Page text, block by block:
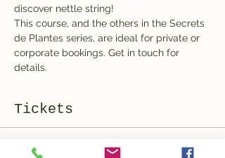
discover nettle string!
This course, and the others in the Secrets
de Plantes series, are ideal for private or
corporate bookings. Get in touch for
details.
Tickets
Sale ended